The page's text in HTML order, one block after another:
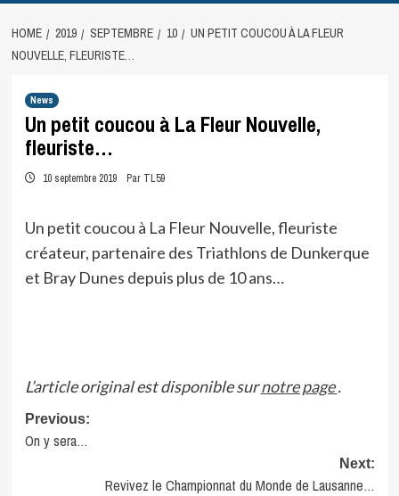
HOME 2019 SEPTEMBRE 10
UN PETIT COUCOU À LA FLEUR
NOUVELLE, FLEURISTE…
News
Un petit coucou à La Fleur Nouvelle,
fleuriste…
10 septembre 2019 Par TL59
Un petit coucou à La Fleur Nouvelle, fleuriste
créateur, partenaire des Triathlons de Dunkerque
et Bray Dunes depuis plus de 10 ans…
L’article original est disponible surnotre page.
Post
navigation
Previous:
On y sera…
Next:
Revivez le Championnat du Monde de Lausanne…